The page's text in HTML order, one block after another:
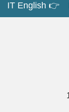
IT English 👉